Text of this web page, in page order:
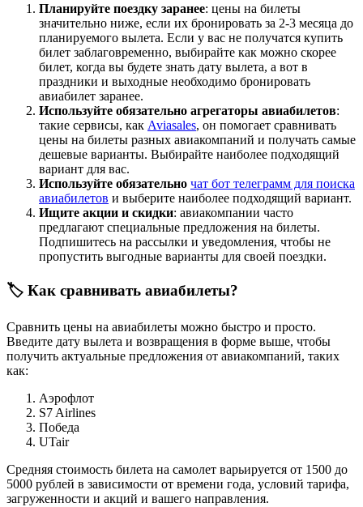
Планируйте поездку заранее: цены на билеты
значительно ниже, если их бронировать за 2-3 месяца до
планируемого вылета. Если у вас не получатся купить
билет заблаговременно, выбирайте как можно скорее
билет, когда вы будете знать дату вылета, а вот в
праздники и выходные необходимо бронировать
авиабилет заранее.
Используйте обязательно агрегаторы авиабилетов:
такие сервисы, как Aviasales, он помогает сравнивать
цены на билеты разных авиакомпаний и получать самые
дешевые варианты. Выбирайте наиболее подходящий
вариант для вас.
Используйте обязательно чат бот телеграмм для поиска
авиабилетов и выберите наиболее подходящий вариант.
Ищите акции и скидки: авиакомпании часто
предлагают специальные предложения на билеты.
Подпишитесь на рассылки и уведомления, чтобы не
пропустить выгодные варианты для своей поездки.
🏷️ Как сравнивать авиабилеты?
Сравнить цены на авиабилеты можно быстро и просто.
Введите дату вылета и возвращения в форме выше, чтобы
получить актуальные предложения от авиакомпаний, таких
как:
Аэрофлот
S7 Airlines
Победа
UTair
Средняя стоимость билета на самолет варьируется от 1500 до
5000 рублей в зависимости от времени года, условий тарифа,
загруженности и акций и вашего направления.